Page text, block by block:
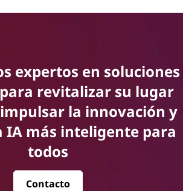
expertos en soluciones
revitalizar su lugar
la innovación y
IA más inteligente para
todos
Contacto